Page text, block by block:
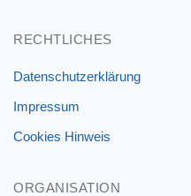
RECHTLICHES
Datenschutzerklärung
Impressum
Cookies Hinweis
ORGANISATION